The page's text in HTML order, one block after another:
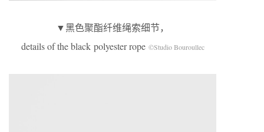
▼黑色聚酯纤维绳索细节，
details of the black polyester rope ©Studio Bouroullec